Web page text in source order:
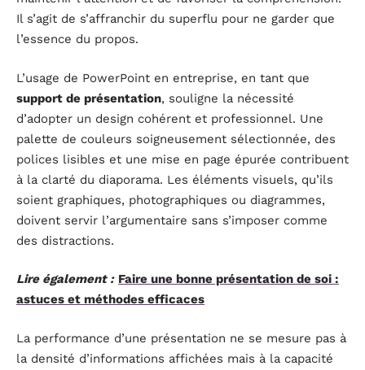
Il s’agit de s’affranchir du superflu pour ne garder que
l’essence du propos.
L’usage de PowerPoint en entreprise, en tant que
support de présentation, souligne la nécessité
d’adopter un design cohérent et professionnel. Une
palette de couleurs soigneusement sélectionnée, des
polices lisibles et une mise en page épurée contribuent
à la clarté du diaporama. Les éléments visuels, qu’ils
soient graphiques, photographiques ou diagrammes,
doivent servir l’argumentaire sans s’imposer comme
des distractions.
Lire également : Faire une bonne présentation de soi :
astuces et méthodes efficaces
La performance d’une présentation ne se mesure pas à
la densité d’informations affichées mais à la capacité